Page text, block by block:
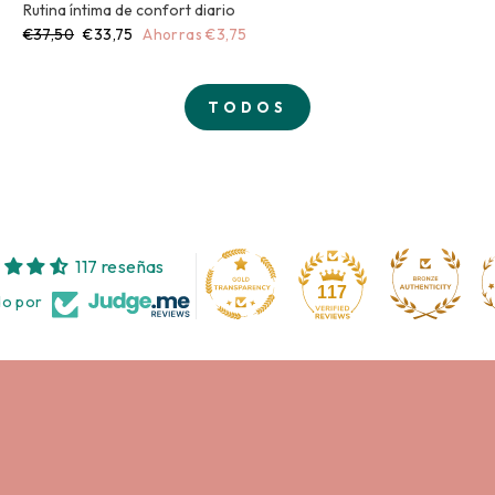
Rutina íntima de confort diario
Precio
€37,50 Precio
€33,75 Ahorras €3,75
TODOS
117 reseñas
por 117